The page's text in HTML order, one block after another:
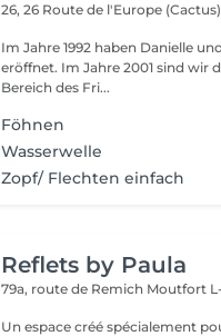
26, 26 Route de l'Europe (Cactus)
Im Jahre 1992 haben Danielle
eröffnet. Im Jahre 2001 sind wir der Internationalen Vereinigung im
Bereich des Fri...
Föhnen
Wasserwelle
Zopf/ Flechten einfach
Reflets by Paula
79a, route de Remich Moutfort
Un espace créé spécialement